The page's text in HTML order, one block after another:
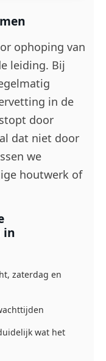
ophoping van
leiding. Bij
in de
door
dat niet door
we
houtwerk of
in
zaterdag en
wat het